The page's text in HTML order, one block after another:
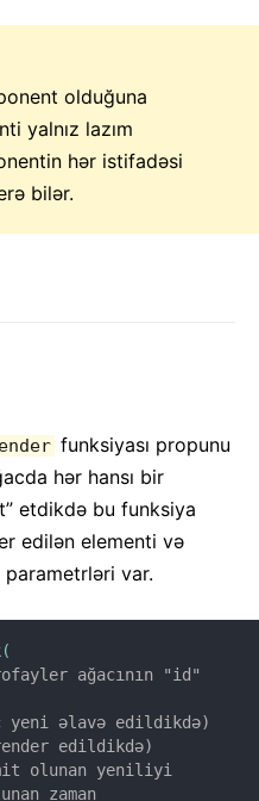
olduğuna
yalnız lazım
hər istifadəsi
bilər.
funksiyası propunu
hər hansı bir
etdikdə bu funksiya
edilən elementi və
parametrləri var.
(
ağacının "id"
yeni əlavə edildikdə)
edildikdə)
olunan yeniliyi
zaman
Göndərilməsi